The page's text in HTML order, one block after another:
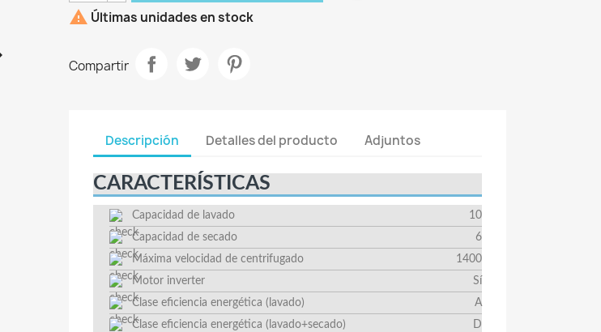
 Últimas unidades en stock
Compartir
Descripción Detalles del producto Adjuntos
CARACTERÍSTICAS
Capacidad de lavado
10
Capacidad de secado
6
Máxima velocidad de centrifugado
1400
Motor inverter
Sí
Clase eficiencia energética (lavado)
A
Clase eficiencia energética (lavado+secado)
D